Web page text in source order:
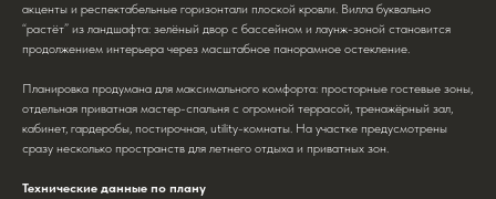
акценты и респектабельные горизонтали плоской кровли. Вилла буквально
“растёт” из ландшафта: зелёный двор с бассейном и лаунж-зоной становится
продолжением интерьера через масштабное панорамное остекление.
Планировка продумана для максимального комфорта: просторные гостевые зоны,
отдельная приватная мастер-спальня с огромной террасой, тренажёрный зал,
кабинет, гардеробы, постирочная, utility-комнаты. На участке предусмотрены
сразу несколько пространств для летнего отдыха и приватных зон.
Технические данные по плану